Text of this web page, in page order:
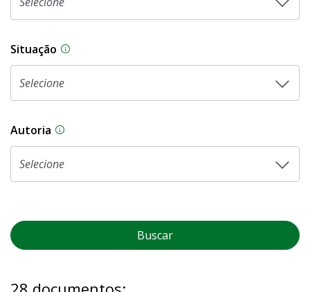
Situação Na CLDF, as proposições legislativas
Autoria As proposições legislativas na CLDF podem
Buscar